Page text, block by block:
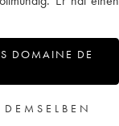
DOMAINE DE